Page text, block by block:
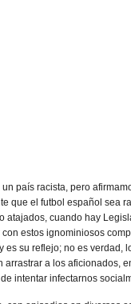
país racista, pero
que el futbol español sea
atajados, cuando hay
estos ignominiosos
su reflejo; no es verdad,
a los aficionados,
intentar infectarnos